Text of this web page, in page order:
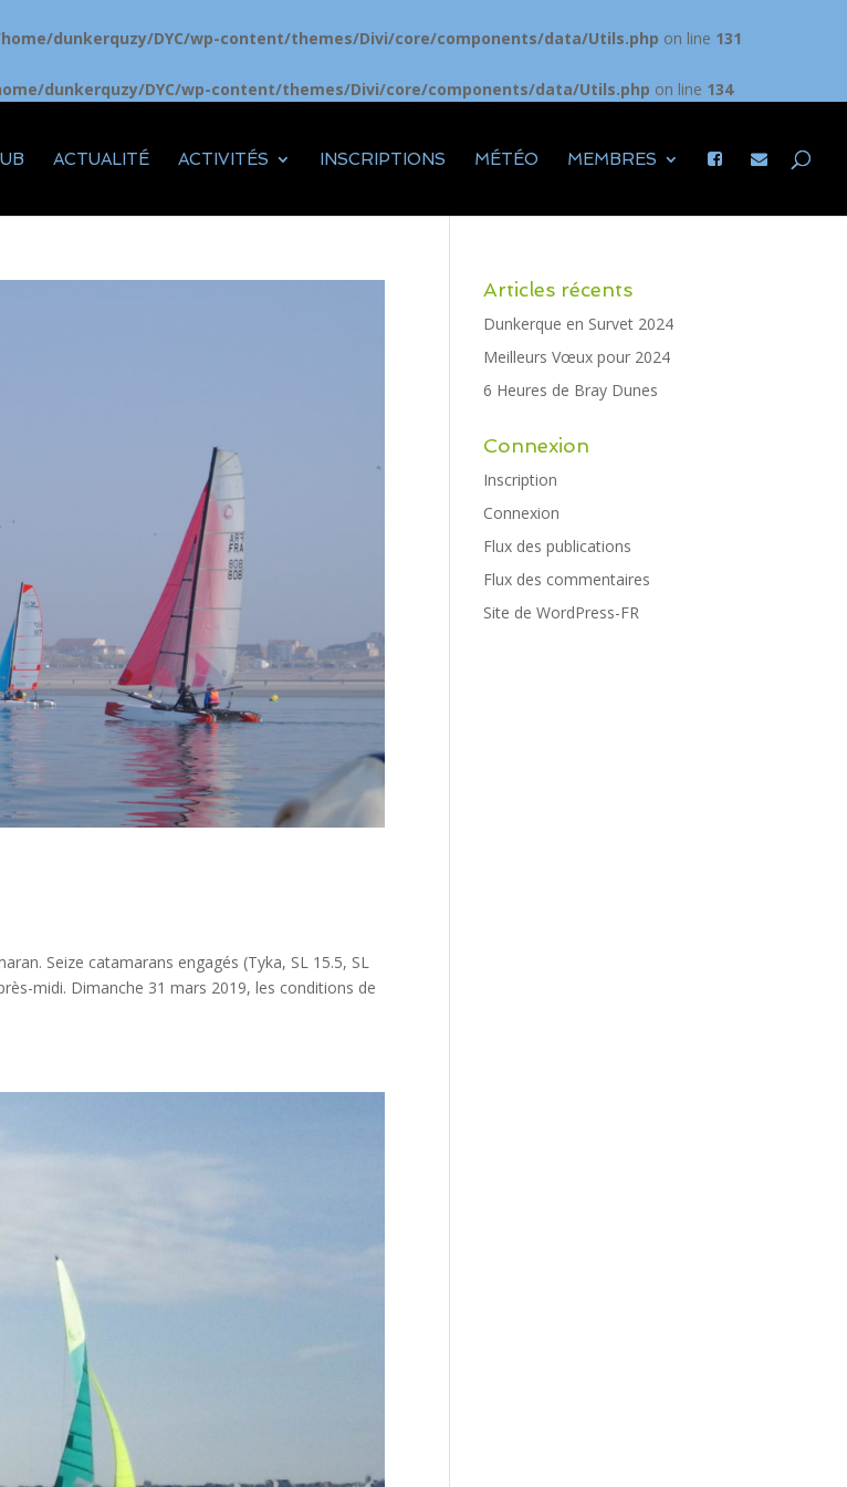
dunkerquzy/DYC/wp-content/themes/Divi/core/components/data/Utils.php on line 131
dunkerquzy/DYC/wp-content/themes/Divi/core/components/data/Utils.php on line 134
ACTUALITÉ ACTIVITÉS INSCRIPTIONS MÉTÉO MEMBRES
Seize catamarans engagés (Tyka, SL 15.5, SL
midi. Dimanche 31 mars 2019, les conditions de
Articles récents
Dunkerque en Survet 2024
Meilleurs Vœux pour 2024
6 Heures de Bray Dunes
Connexion
Inscription
Connexion
Flux des publications
Flux des commentaires
Site de WordPress-FR